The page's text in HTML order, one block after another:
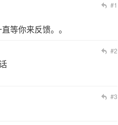
#1
等你来反馈。。
#2
#3